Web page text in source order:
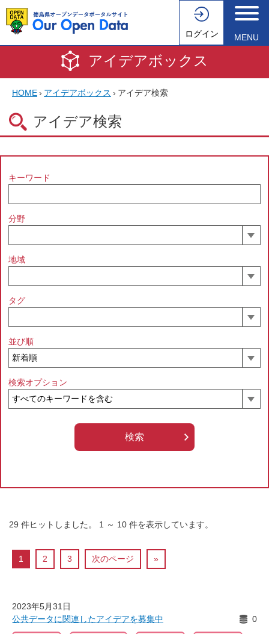
ログイン MENU
アイデアボックス
HOME› アイデアボックス › アイデア検索
アイデア検索
キーワード
分野
地域
タグ
並び順
検索オプション
29 件ヒットしました。 1 ～ 10 件を表示しています。
1 2 3 次のページ »
2023年5月31日
公共データに関連したアイデアを募集中
0